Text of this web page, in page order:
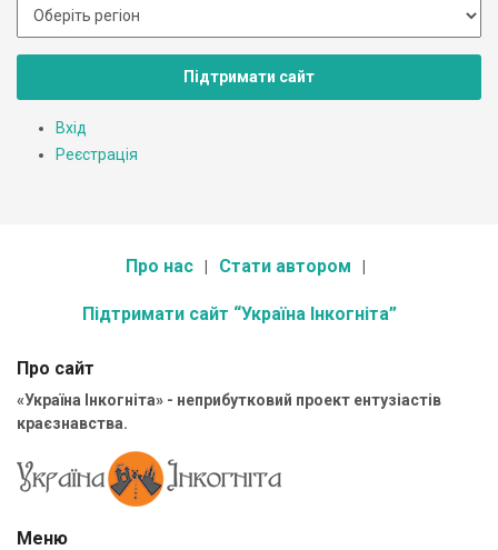
Підтримати сайт
Вхід
Реєстрація
Про нас Стати автором
Підтримати сайт “Україна Інкогніта”
Про сайт
«Україна Інкогніта» - неприбутковий проект ентузіастів
краєзнавства.
Меню